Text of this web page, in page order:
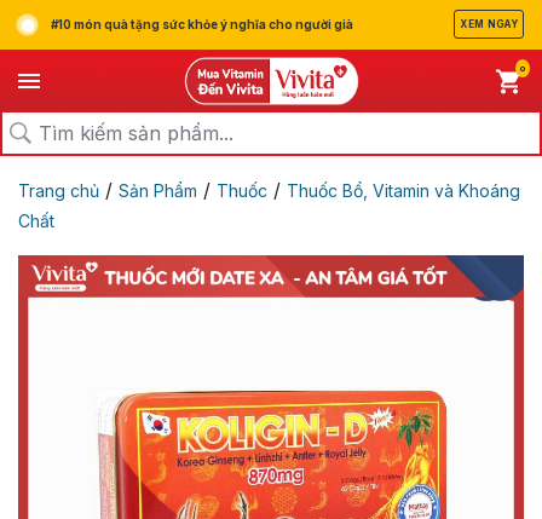
#10 món quà tặng sức khỏe ý nghĩa cho người già XEM NGAY
0
Trang chủ / Sản Phẩm / Thuốc / Thuốc Bổ, Vitamin và Khoáng
Chất